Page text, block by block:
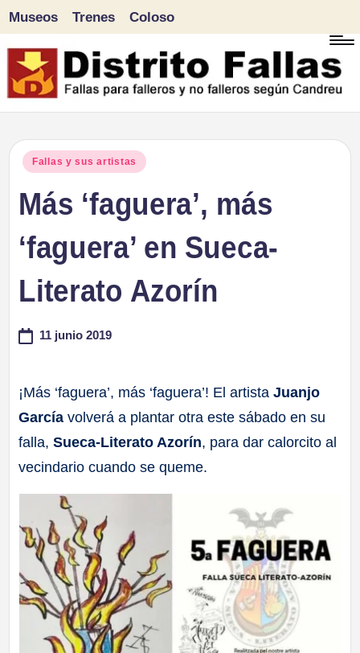
Saltar
al
Museos Trenes Coloso
Publicado
Fallas y sus artistas
Más ‘faguera’, más
‘faguera’ en Sueca-
Literato Azorín
11 junio 2019
¡Más ‘faguera’, más ‘faguera’! El artistaJuanjo
García volverá a plantar otra este sábado en su
falla, Sueca-Literato Azorín, para dar calorcito al
vecindario cuando se queme.